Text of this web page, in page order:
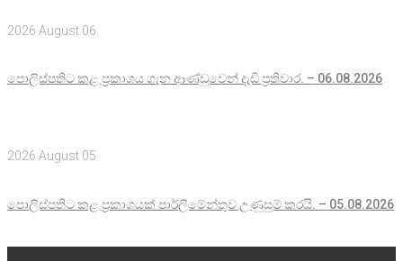
2026 August 06
පොලිස්පතිට කළ ප්‍රකාශය ගැන ආණ්ඩුවෙන් දැඩි ප්‍රතිචාර. – 06.08.2026
2026 August 05
පොලිස්පතිට කළ ප්‍රකාශයක් පාර්ලිමේන්තුව උණුසුම් කරයි. – 05.08.2026